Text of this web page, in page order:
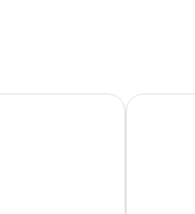
ida y vuelta al
en la recepción y tienda
Hotel